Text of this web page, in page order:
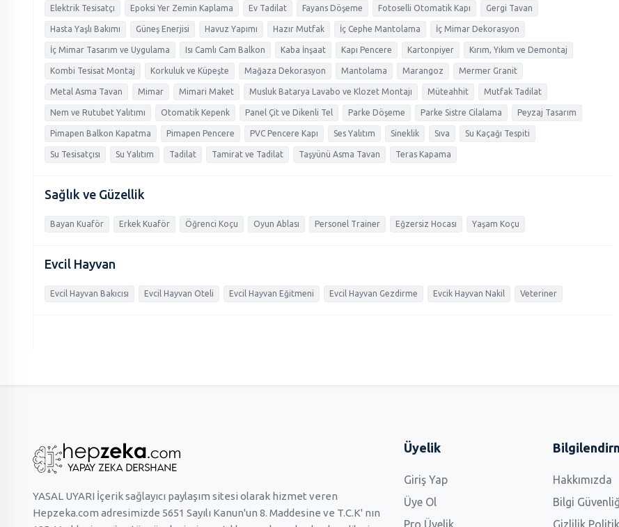
Elektrik Tesisatçı Epoksi Yer Zemin Kaplama Ev Tadilat Fayans Döşeme Fotoselli Otomatik Kapı Gergi Tavan
Hasta Yaşlı Bakımı Güneş Enerjisi Havuz Yapımı Hazır Mutfak İç Cephe Mantolama İç Mimar Dekorasyon
İç Mimar Tasarım ve Uygulama Isı Camlı Cam Balkon Kaba İnşaat Kapı Pencere Kartonpiyer Kırım, Yıkım ve Demontaj
Kombi Tesisat Montaj Korkuluk ve Küpeşte Mağaza Dekorasyon Mantolama Marangoz Mermer Granit
Metal Asma Tavan Mimar Mimari Maket Musluk Batarya Lavabo ve Klozet Montajı Müteahhit Mutfak Tadilat
Nem ve Rutubet Yalıtımı Otomatik Kepenk Panel Çit ve Dikenli Tel Parke Döşeme Parke Sistre Cilalama Peyzaj Tasarım
Pimapen Balkon Kapatma Pimapen Pencere PVC Pencere Kapı Ses Yalıtım Sineklik Sıva Su Kaçağı Tespiti
Su Tesisatçısı Su Yalıtım Tadilat Tamirat ve Tadilat Taşyünü Asma Tavan Teras Kapama
Sağlık ve Güzellik
Bayan Kuaför Erkek Kuaför Öğrenci Koçu Oyun Ablası Personel Trainer Eğzersiz Hocası Yaşam Koçu
Evcil Hayvan
Evcil Hayvan Bakıcısı Evcil Hayvan Oteli Evcil Hayvan Eğitmeni Evcil Hayvan Gezdirme Evcik Hayvan Nakil Veteriner
YASAL UYARI İçerik sağlayıcı paylaşım sitesi olarak hizmet veren
Hepzeka.com adresimizde 5651 Sayılı Kanun'un 8. Maddesine ve T.C.K' nın
Üyelik
Giriş Yap
Üye Ol
Pro Üyelik
Hakkımızda
Bilgi
Gizlilik